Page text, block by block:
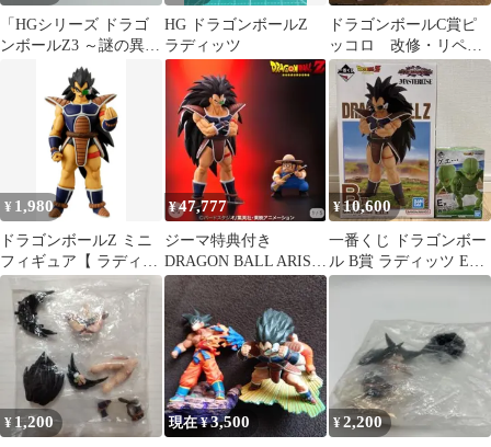
「HGシリーズ ドラゴ
ンボールZ3 ～謎の異星
人戦士編～」ラディッ
HG ドラゴンボールZ
ラディッツ
ドラゴンボールC賞ピ
ッコロ 改修・リペイ
ントマスターライズ
一番くじ フィギュア
¥ 1,980
ドラゴンボールZ ミニ
フィギュア【 ラディッ
ツ 】☆未開封新品☆絶
版品☆
¥47,777
ジーマ特典付き
DRAGON BALL ARISE
ラディッツ＆おじさ
ん 最終価格
¥10,600
一番くじ ドラゴンボー
ル B賞 ラディッツ E賞
栽培マン フィギュア２
¥ 1,200 現在 ¥3,500 ¥2,200